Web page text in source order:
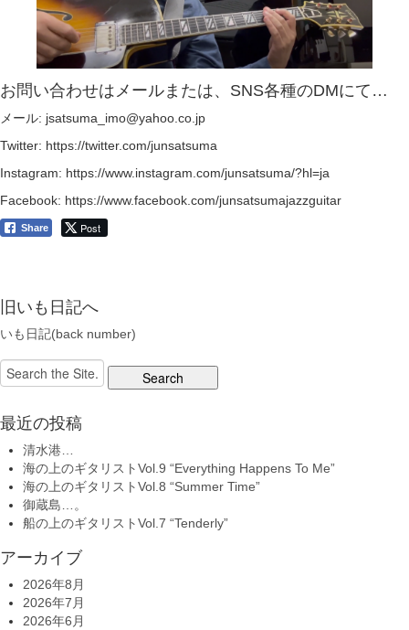
お問い合わせはメールまたは、SNS各種のDMにて…
メール: jsatsuma_imo@yahoo.co.jp
Twitter: https://twitter.com/junsatsuma
Instagram: https://www.instagram.com/junsatsuma/?hl=ja
Facebook: https://www.facebook.com/junsatsumajazzguitar
Share Post
旧いも日記へ
いも日記(back number)
Search
for:
最近の投稿
清水港…
海の上のギタリストVol.9 “Everything Happens To Me”
海の上のギタリストVol.8 “Summer Time”
御蔵島…。
船の上のギタリストVol.7 “Tenderly”
アーカイブ
2026年8月
2026年7月
2026年6月